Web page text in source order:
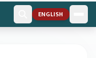
ENGLISH